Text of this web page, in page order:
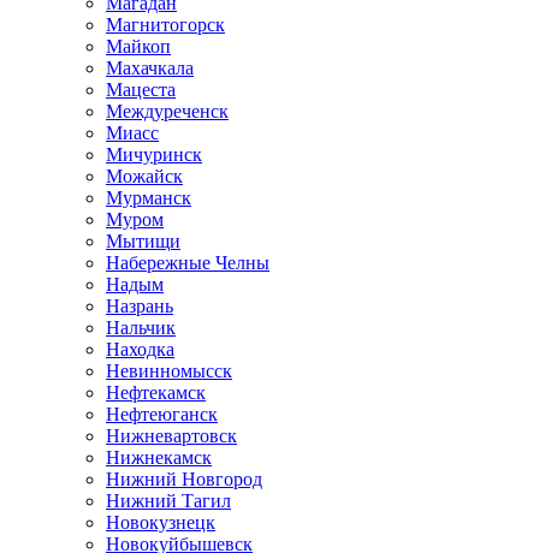
Магнитогорск
Майкоп
Махачкала
Мацеста
Междуреченск
Миасс
Мичуринск
Можайск
Мурманск
Муром
Мытищи
Набережные Челны
Надым
Назрань
Нальчик
Находка
Невинномысск
Нефтекамск
Нефтеюганск
Нижневартовск
Нижнекамск
Нижний Новгород
Нижний Тагил
Новокузнецк
Новокуйбышевск